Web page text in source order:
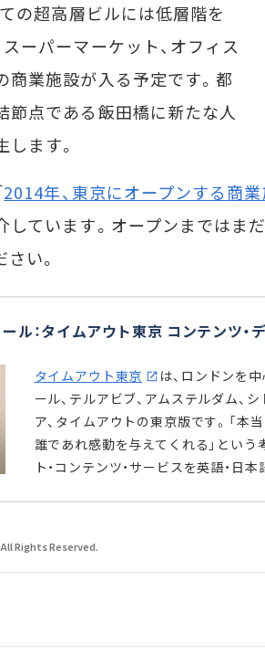
の超高層ビルには低層階を
ーパーマーケット、オフィス
商業施設が入る予定です。都
節点である飯田橋に新たな人
ます。
2014年、東京にオープンする商
しています。オープンまではま
い。
ル：タイムアウト東京 コンテンツ・
タイムアウト東京
は、ロンドンを
ール、テルアビブ、アムステルダム、
ア、タイムアウトの東京版です。「本
誰であれ感動を与えてくれる」という
ト・コンテンツ・サービスを英語・日
Rights Reserved.